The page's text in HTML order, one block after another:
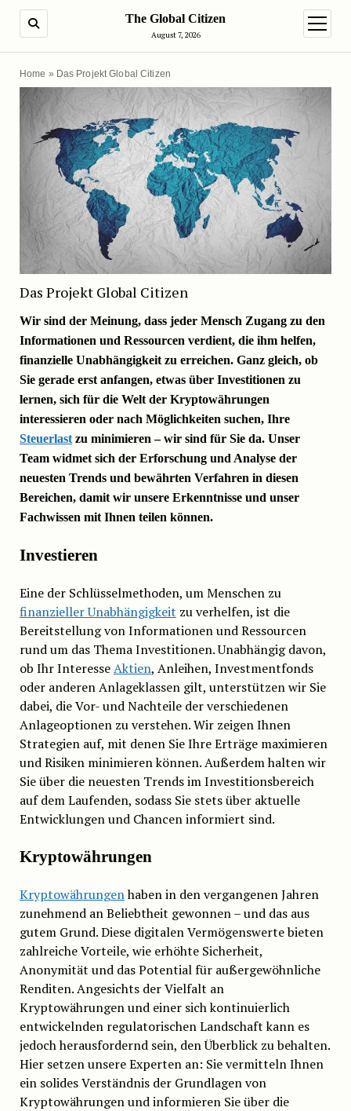
The Global Citizen
August 7, 2026
Menü
Home » Das Projekt Global Citizen
Das Projekt Global Citizen
Wir sind der Meinung, dass jeder Mensch Zugang zu den
Informationen und Ressourcen verdient, die ihm helfen,
finanzielle Unabhängigkeit zu erreichen. Ganz gleich, ob
Sie gerade erst anfangen, etwas über Investitionen zu
lernen, sich für die Welt der Kryptowährungen
interessieren oder nach Möglichkeiten suchen, Ihre
Steuerlastzu minimieren – wir sind für Sie da. Unser
Team widmet sich der Erforschung und Analyse der
neuesten Trends und bewährten Verfahren in diesen
Bereichen, damit wir unsere Erkenntnisse und unser
Fachwissen mit Ihnen teilen können.
Investieren
Eine der Schlüsselmethoden, um Menschen zu
finanzieller Unabhängigkeit zu verhelfen, ist die
Bereitstellung von Informationen und Ressourcen
rund um das Thema Investitionen. Unabhängig davon,
ob Ihr InteresseAktien, Anleihen, Investmentfonds
oder anderen Anlageklassen gilt, unterstützen wir Sie
dabei, die Vor- und Nachteile der verschiedenen
Anlageoptionen zu verstehen. Wir zeigen Ihnen
Strategien auf, mit denen Sie Ihre Erträge maximieren
und Risiken minimieren können. Außerdem halten wir
Sie über die neuesten Trends im Investitionsbereich
auf dem Laufenden, sodass Sie stets über aktuelle
Entwicklungen und Chancen informiert sind.
Kryptowährungen
Kryptowährungenhaben in den vergangenen Jahren
zunehmend an Beliebtheit gewonnen – und das aus
gutem Grund. Diese digitalen Vermögenswerte bieten
zahlreiche Vorteile, wie erhöhte Sicherheit,
Anonymität und das Potential für außergewöhnliche
Renditen. Angesichts der Vielfalt an
Kryptowährungen und einer sich kontinuierlich
entwickelnden regulatorischen Landschaft kann es
jedoch herausfordernd sein, den Überblick zu behalten.
Hier setzen unsere Experten an: Sie vermitteln Ihnen
ein solides Verständnis der Grundlagen von
Kryptowährungen und informieren Sie über die